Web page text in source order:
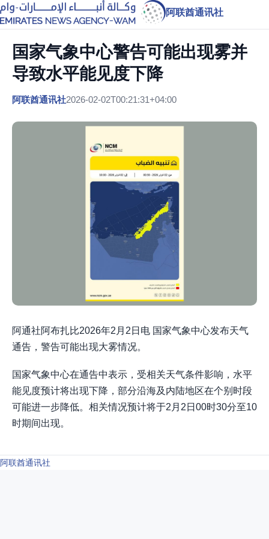
阿联酋通讯社
国家气象中心警告可能出现雾并
导致水平能见度下降
阿联酋通讯社2026-02-02T00:21:31+04:00
阿通社阿布扎比2026年2月2日电 国家气象中心发布天气
通告，警告可能出现大雾情况。
国家气象中心在通告中表示，受相关天气条件影响，水平
能见度预计将出现下降，部分沿海及内陆地区在个别时段
可能进一步降低。相关情况预计将于2月2日00时30分至10
时期间出现。
阿联酋通讯社